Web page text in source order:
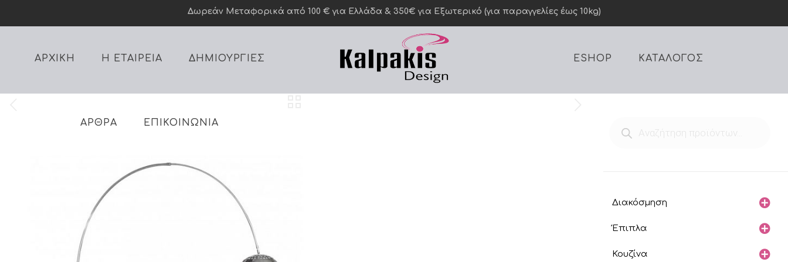
Δωρεάν Mεταφορικά από 100 € για Ελλάδα & 350€ για Eξωτερικό (για παραγγελίες έως 10kg)
ΑΡΧΙΚΗ Η ΕΤΑΙΡΕΙΑ ΔΗΜΙΟΥΡΓΙΕΣ
ΑΡΘΡΑ ΕΠΙΚΟΙΝΩΝΙΑ
ESHOP ΚΑΤΑΛΟΓΟΣ
search
Διακόσμηση
Έπιπλα
Κουζίνα